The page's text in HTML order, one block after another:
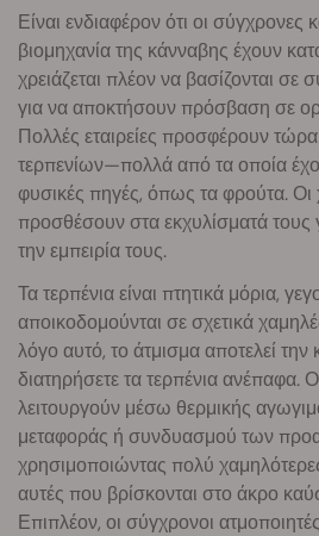
Είναι ενδιαφέρον ότι οι σύγχρονες
βιομηχανία της κάνναβης έχουν
χρειάζεται πλέον να βασίζονται σε
για να αποκτήσουν πρόσβαση σε
Πολλές εταιρείες προσφέρουν
τερπενίων—πολλά από τα οποία
φυσικές πηγές, όπως τα φρούτα.
προσθέσουν στα εκχυλίσματά
την εμπειρία τους.
Τα τερπένια είναι πτητικά μόρια,
αποικοδομούνται σε σχετικά
λόγο αυτό, το άτμισμα αποτελεί
διατηρήσετε τα τερπένια ανέπαφα.
λειτουργούν μέσω θερμικής
μεταφοράς ή συνδυασμού των
χρησιμοποιώντας πολύ
αυτές που βρίσκονται στο άκρο
Επιπλέον, οι σύγχρονοι